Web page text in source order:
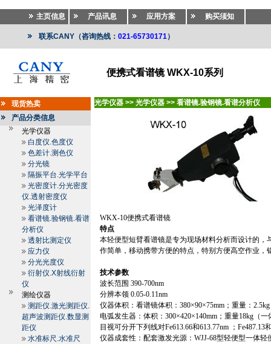
主页信息 产品讯息 应用方案 购买须知
联系CANY（咨询热线： 021-65730171）
便携式看谱镜 WKX-10系列
现货热卖
产品分类信息
光学仪器
白度仪.色度仪
色差计.测色仪
分光镜
隔振平台.光学平台
光密度计.分光密度
仪.透射密度仪
光泽度计
看谱镜.验钢镜.看谱
分析仪
透射比测定仪
应力仪
分光光度仪
衍射仪.X射线衍射
仪
测绘仪器
测距仪.激光测距仪.
超声波测距仪.数显测
距仪
水准标尺.水准尺
光学仪器 >> 光学仪器 >> 看谱镜.验钢镜.看谱分析仪
WKX-10便携式看谱镜
特点
本轻便型短臂看谱镜是专为现场材料分析而设计的
作简单，移动携带方便的特点，特别方便高空作业
技术参数
波长范围 390-700nm
分辨本领 0.05-0.11nm
仪器体积：看谱镜体积：380×90×75mm ；重量：2.5kg
电弧发生器：体积：300×420×140mm ；重量18kg （
目视可分开下列线对Fe613.66和613.77nm ；Fe487.13
仪器成套性：配套激发光源：WJJ-68型轻便型一体轻